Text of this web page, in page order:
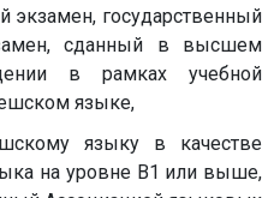
экзамен, государственный
сданный в высшем
в рамках учебной
языке,
языку в качестве
на уровне B1 или выше,